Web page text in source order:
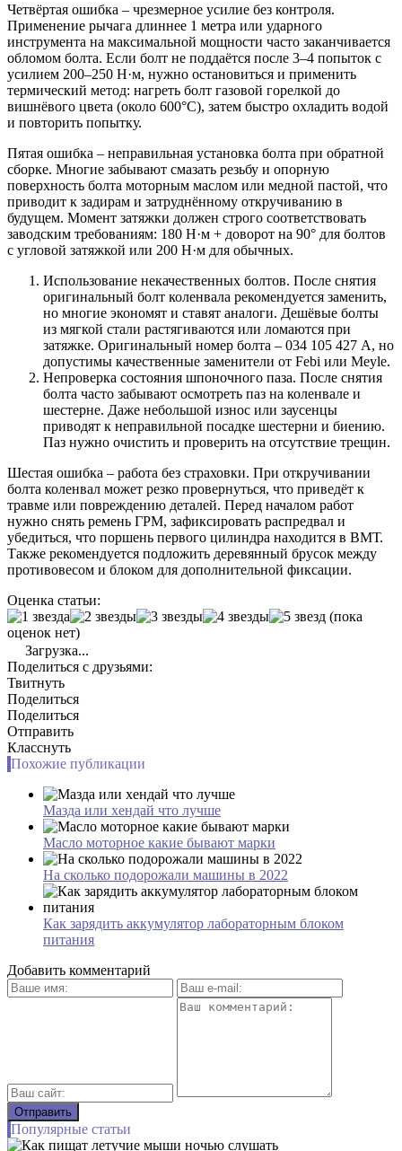
Четвёртая ошибка – чрезмерное усилие без контроля.
Применение рычага длиннее 1 метра или ударного
инструмента на максимальной мощности часто заканчивается
обломом болта. Если болт не поддаётся после 3–4 попыток с
усилием 200–250 Н·м, нужно остановиться и применить
термический метод: нагреть болт газовой горелкой до
вишнёвого цвета (около 600°C), затем быстро охладить водой
и повторить попытку.
Пятая ошибка – неправильная установка болта при обратной
сборке. Многие забывают смазать резьбу и опорную
поверхность болта моторным маслом или медной пастой, что
приводит к задирам и затруднённому откручиванию в
будущем. Момент затяжки должен строго соответствовать
заводским требованиям: 180 Н·м + доворот на 90° для болтов
с угловой затяжкой или 200 Н·м для обычных.
Использование некачественных болтов. После снятия
оригинальный болт коленвала рекомендуется заменить,
но многие экономят и ставят аналоги. Дешёвые болты
из мягкой стали растягиваются или ломаются при
затяжке. Оригинальный номер болта – 034 105 427 A, но
допустимы качественные заменители от Febi или Meyle.
Непроверка состояния шпоночного паза. После снятия
болта часто забывают осмотреть паз на коленвале и
шестерне. Даже небольшой износ или заусенцы
приводят к неправильной посадке шестерни и биению.
Паз нужно очистить и проверить на отсутствие трещин.
Шестая ошибка – работа без страховки. При откручивании
болта коленвал может резко провернуться, что приведёт к
травме или повреждению деталей. Перед началом работ
нужно снять ремень ГРМ, зафиксировать распредвал и
убедиться, что поршень первого цилиндра находится в ВМТ.
Также рекомендуется подложить деревянный брусок между
противовесом и блоком для дополнительной фиксации.
Оценка статьи:
(пока
оценок нет)
Загрузка...
Поделиться с друзьями:
Твитнуть
Поделиться
Поделиться
Отправить
Класснуть
Похожие публикации
Мазда или хендай что лучше
Масло моторное какие бывают марки
На сколько подорожали машины в 2022
Как зарядить аккумулятор лабораторным блоком
питания
Добавить комментарий
Популярные статьи